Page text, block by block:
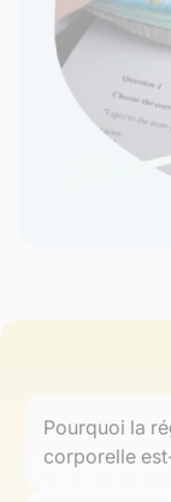
Pourquoi la
corporelle